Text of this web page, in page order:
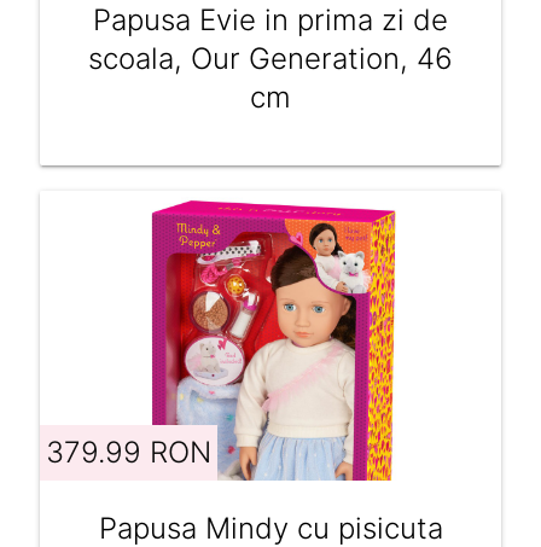
Papusa Evie in prima zi de
scoala, Our Generation, 46
cm
379.99 RON
Papusa Mindy cu pisicuta